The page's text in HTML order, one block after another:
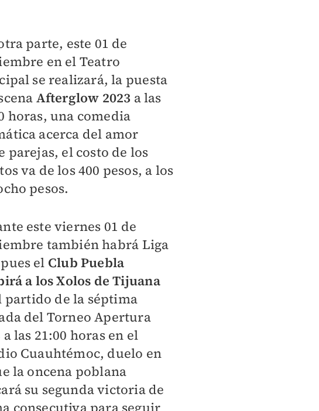
parte, este 01 de
en el Teatro
se realizará, la puesta
Afterglow 2023 a las
horas, una comedia
acerca del amor
parejas, el costo de los
va de los 400 pesos, a los
pesos.
este viernes 01 de
también habrá Liga
el Club Puebla
a los Xolos de Tijuana
partido de la séptima
del Torneo Apertura
a las 21:00 horas en el
Cuauhtémoc, duelo en
la oncena poblana
su segunda victoria de
consecutiva para seguir